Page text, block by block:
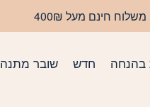
משלוח חינם מעל 400₪
בהנחה חדש שובר מתנה